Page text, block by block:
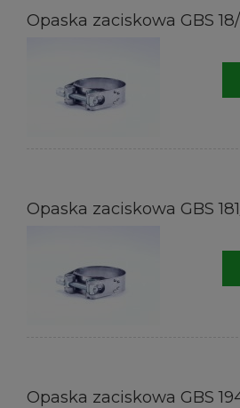
Opaska zaciskowa GBS 18/
Opaska zaciskowa GBS
Opaska zaciskowa GBS